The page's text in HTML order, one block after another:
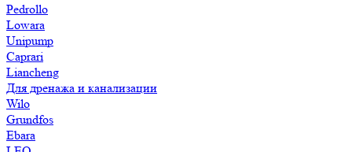
Pedrollo
Lowara
Unipump
Caprari
Liancheng
Для дренажа и канализации
Wilo
Grundfos
Ebara